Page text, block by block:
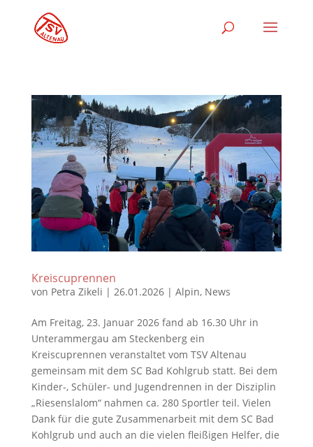
Kreiscuprennen
von Petra Zikeli | 26.01.2026| Alpin, News
Am Freitag, 23. Januar 2026 fand ab 16.30 Uhr in
Unterammergau am Steckenberg ein
Kreiscuprennen veranstaltet vom TSV Altenau
gemeinsam mit dem SC Bad Kohlgrub statt. Bei dem
Kinder-, Schüler- und Jugendrennen in der Disziplin
„Riesenslalom“ nahmen ca. 280 Sportler teil. Vielen
Dank für die gute Zusammenarbeit mit dem SC Bad
Kohlgrub und auch an die vielen fleißigen Helfer, die